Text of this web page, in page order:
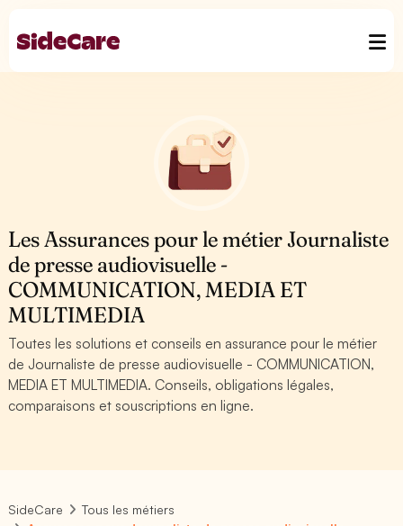
Les Assurances pour le métier Journaliste
de presse audiovisuelle -
COMMUNICATION, MEDIA ET
MULTIMEDIA
Toutes les solutions et conseils en assurance pour le métier
de Journaliste de presse audiovisuelle - COMMUNICATION,
MEDIA ET MULTIMEDIA. Conseils, obligations légales,
comparaisons et souscriptions en ligne.
SideCare
Tous les métiers